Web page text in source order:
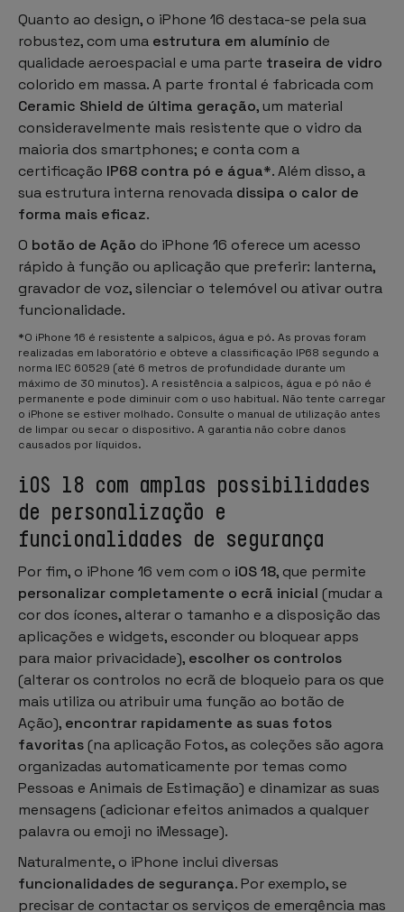
Quanto ao design, o iPhone 16 destaca-se pela sua
robustez, com uma estrutura em alumínio de
qualidade aeroespacial e uma parte traseira de vidro
colorido em massa. A parte frontal é fabricada com
Ceramic Shield de última geração, um material
consideravelmente mais resistente que o vidro da
maioria dos smartphones; e conta com a
certificação IP68 contra pó e água*. Além disso, a
sua estrutura interna renovada dissipa o calor de
forma mais eficaz.
O botão de Ação do iPhone 16 oferece um acesso
rápido à função ou aplicação que preferir: lanterna,
gravador de voz, silenciar o telemóvel ou ativar outra
funcionalidade.
*O iPhone 16 é resistente a salpicos, água e pó. As provas foram
realizadas em laboratório e obteve a classificação IP68 segundo a
norma IEC 60529 (até 6 metros de profundidade durante um
máximo de 30 minutos). A resistência a salpicos, água e pó não é
permanente e pode diminuir com o uso habitual. Não tente carregar
o iPhone se estiver molhado. Consulte o manual de utilização antes
de limpar ou secar o dispositivo. A garantia não cobre danos
causados por líquidos.
iOS 18 com amplas possibilidades
de personalização e
funcionalidades de segurança
Por fim, o iPhone 16 vem com o iOS 18, que permite
personalizar completamente o ecrã inicial (mudar a
cor dos ícones, alterar o tamanho e a disposição das
aplicações e widgets, esconder ou bloquear apps
para maior privacidade), escolher os controlos
(alterar os controlos no ecrã de bloqueio para os que
mais utiliza ou atribuir uma função ao botão de
Ação), encontrar rapidamente as suas fotos
favoritas(na aplicação Fotos, as coleções são agora
organizadas automaticamente por temas como
Pessoas e Animais de Estimação) e dinamizar as suas
mensagens (adicionar efeitos animados a qualquer
palavra ou emoji no iMessage).
Naturalmente, o iPhone inclui diversas
funcionalidades de segurança. Por exemplo, se
precisar de contactar os serviços de emergência mas